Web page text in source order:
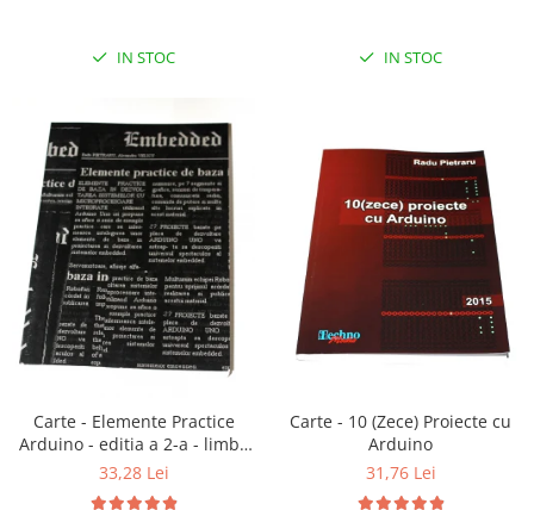
Accesorii
Accesorii
Antene
Breadboard
Cabluri
Conectori
Cutii
Componente
Butoane, Tastaturi
Condensatoare
IN STOC IN STOC
Carte - Elemente Practice
Arduino - editia a 2-a - limba
romana
33,28 Lei
Carte - 10 (Zece) Proiecte cu
Arduino
31,76 Lei